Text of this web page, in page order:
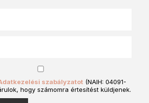
szabályzatot (NAIH: 04091-
hogy számomra értesítést küldjenek.